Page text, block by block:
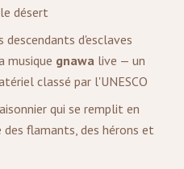
désert
descendants d'esclaves
musique gnawa live — un
classé par l'UNESCO
qui se remplit en
flamants, des hérons et